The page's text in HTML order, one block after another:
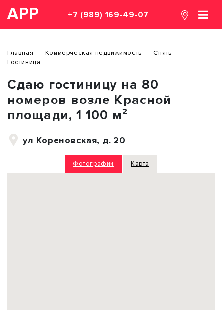
АРР +7 (989) 169-49-07
Главная Коммерческая недвижимость
Снять
Гостиница
Сдаю гостиницу на 80
номеров возле Красной
площади, 1 100 м²
ул Кореновская, д. 20
Фотографии Карта